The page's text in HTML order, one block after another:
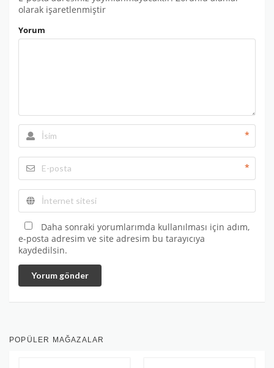
olarak işaretlenmiştir
Yorum
*
*
Daha sonraki yorumlarımda kullanılması için adım,
e-posta adresim ve site adresim bu tarayıcıya
kaydedilsin.
Yorum gönder
POPÜLER MAĞAZALAR